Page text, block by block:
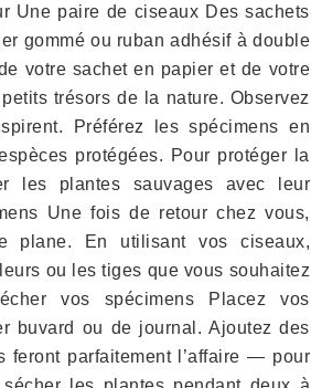
Une paire de ciseaux Des sachets
gommé ou ruban adhésif à double
votre sachet en papier et de votre
trésors de la nature. Observez
Préférez les spécimens en
protégées. Pour protéger la
les plantes sauvages avec leur
Une fois de retour chez vous,
plane. En utilisant vos ciseaux,
ou les tiges que vous souhaitez
vos spécimens Placez vos
buvard ou de journal. Ajoutez des
parfaitement l’affaire — pour